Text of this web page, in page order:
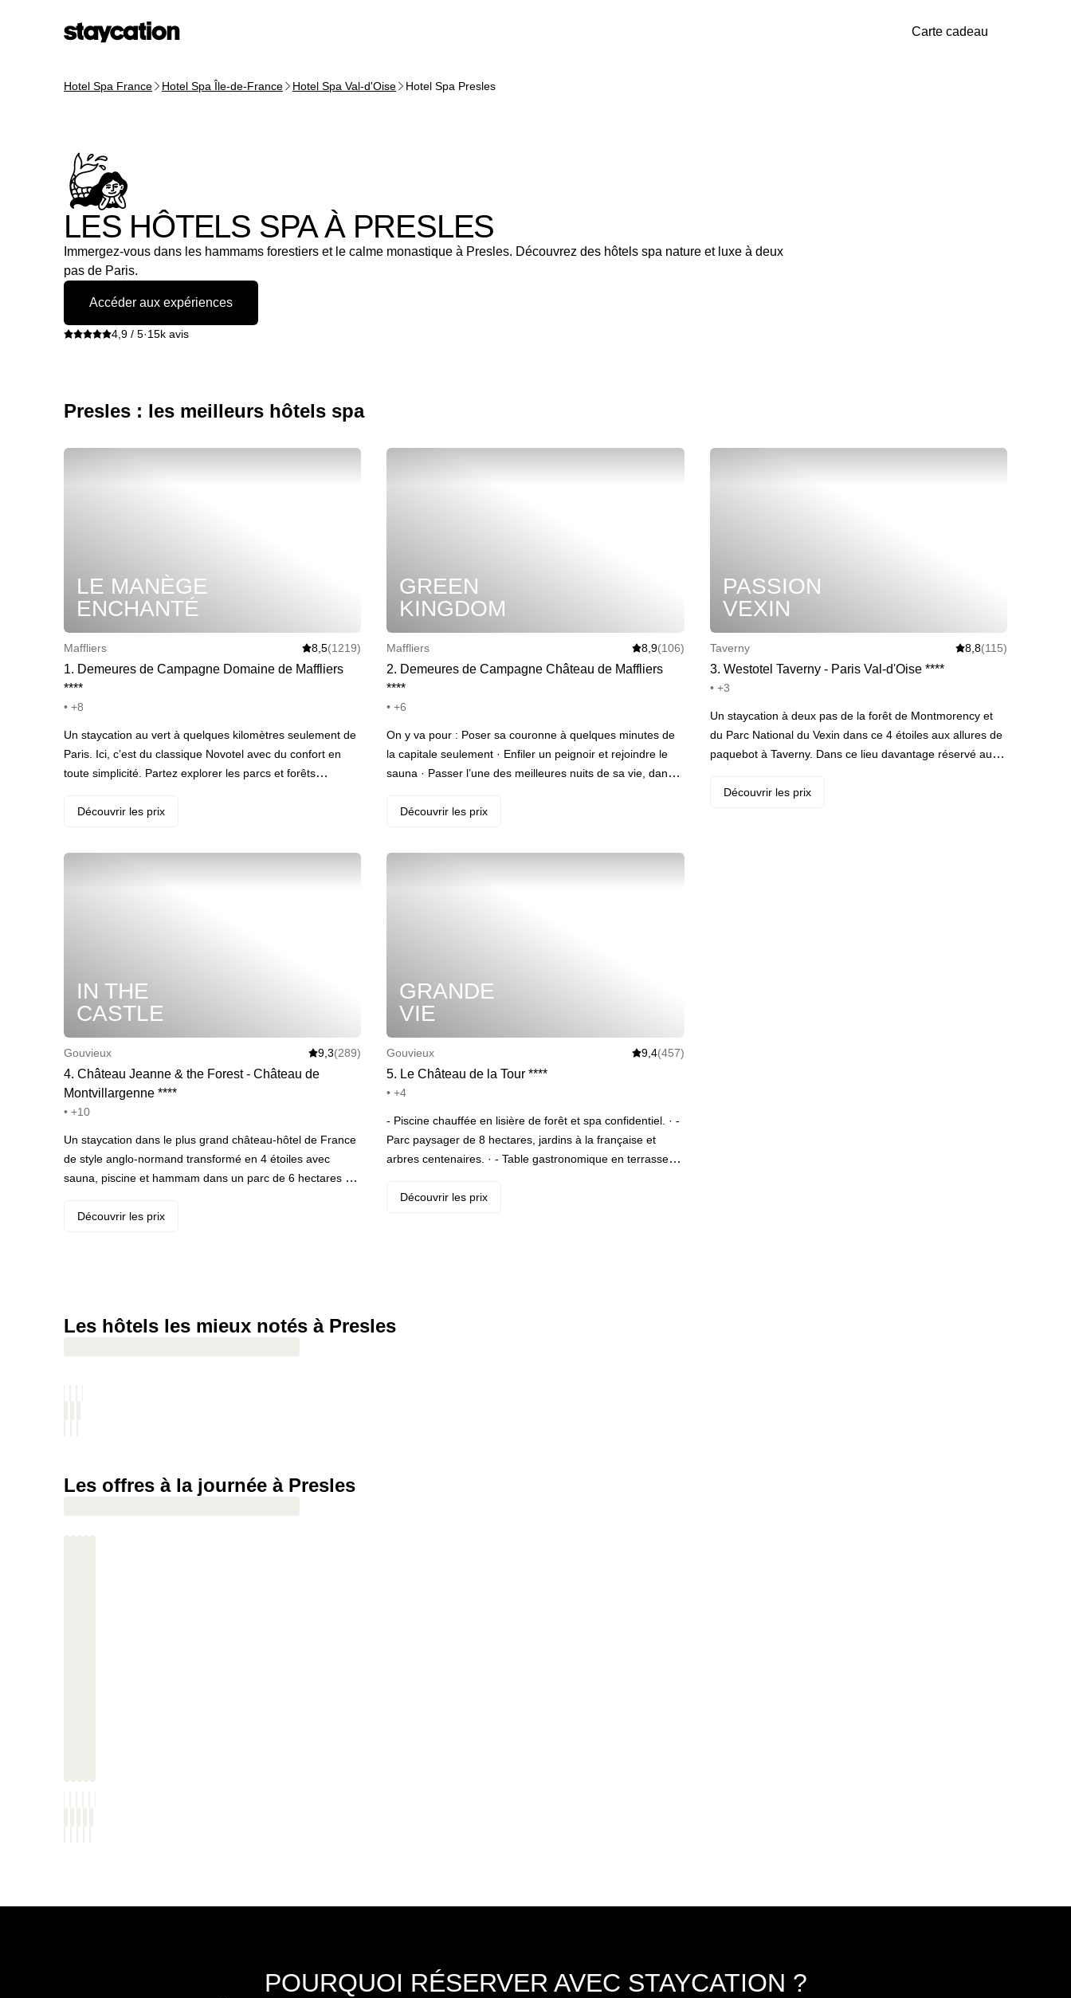
Carte cadeau
Hotel Spa France Hotel Spa Île-de-France Hotel Spa Val-d'Oise Hotel Spa Presles
LES HÔTELS SPA À PRESLES
Immergez-vous dans les hammams forestiers et le calme monastique à Presles. Découvrez des hôtels spa nature et luxe à deux
pas de Paris.
Accéder aux expériences
4,9 / 5·15k avis
Presles : les meilleurs hôtels spa
LE MANÈGE
ENCHANTÉ
Maffliers 8,5(1219)
1. Demeures de Campagne Domaine de Maffliers
****
• +8
Un staycation au vert à quelques kilomètres seulement de
Paris. Ici, c’est du classique Novotel avec du confort en
toute simplicité. Partez explorer les parcs et forêts
estivale). Le staycation parfait pour ceux qui veulent
Découvrir les prix
GREEN
KINGDOM
Maffliers 8,9(106)
2. Demeures de Campagne Château de Maffliers
****
• +6
On y va pour : Poser sa couronne à quelques minutes de
la capitale seulement · Enfiler un peignoir et rejoindre le
sauna · Passer l’une des meilleures nuits de sa vie, dans
lendemain avec un petit-déjeuner royal dans la salle des
Découvrir les prix
PASSION
VEXIN
Taverny 8,8(115)
3. Westotel Taverny - Paris Val-d'Oise ****
• +3
Un staycation à deux pas de la forêt de Montmorency et
du Parc National du Vexin dans ce 4 étoiles aux allures de
paquebot à Taverny. Dans ce lieu davantage réservé aux
environs et de la proximité avec la capitale pour couper
Découvrir les prix
IN THE
CASTLE
Gouvieux 9,3(289)
4. Château Jeanne & the Forest - Château de
Montvillargenne ****
• +10
Un staycation dans le plus grand château-hôtel de France
de style anglo-normand transformé en 4 étoiles avec
sauna, piscine et hammam dans un parc de 6 hectares à
parc de 6 hectares, bain de soleil en terrasse, ping-pong,
famille Rothschild.
Découvrir les prix
GRANDE
VIE
Gouvieux 9,4(457)
5. Le Château de la Tour ****
• +4
- Piscine chauffée en lisière de forêt et spa confidentiel. · -
Parc paysager de 8 hectares, jardins à la française et
arbres centenaires. · - Table gastronomique en terrasse
d’un dernier verre au coin du feu.
Découvrir les prix
Les hôtels les mieux notés à Presles
Les offres à la journée à Presles
POURQUOI RÉSERVER AVEC STAYCATION ?